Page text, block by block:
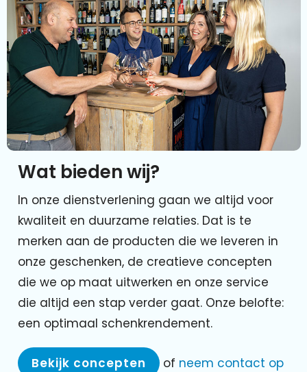
Wat bieden wij?
In onze dienstverlening gaan we altijd voor
kwaliteit en duurzame relaties. Dat is te
merken aan de producten die we leveren in
onze geschenken, de creatieve concepten
die we op maat uitwerken en onze service
die altijd een stap verder gaat. Onze belofte:
een optimaal schenkrendement.
Bekijk concepten of neem contact op